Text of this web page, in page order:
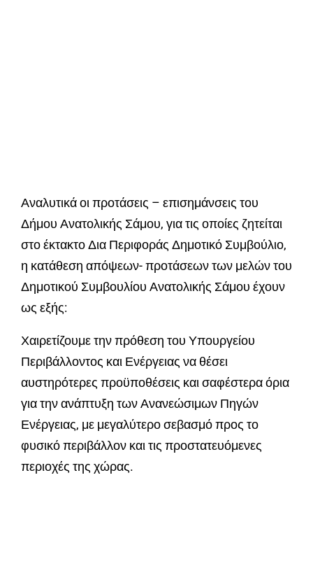
Αναλυτικά οι προτάσεις – επισημάνσεις του
Δήμου Ανατολικής Σάμου, για τις οποίες ζητείται
στο έκτακτο Δια Περιφοράς Δημοτικό Συμβούλιο,
η κατάθεση απόψεων- προτάσεων των μελών του
Δημοτικού Συμβουλίου Ανατολικής Σάμου έχουν
ως εξής:
Χαιρετίζουμε την πρόθεση του Υπουργείου
Περιβάλλοντος και Ενέργειας να θέσει
αυστηρότερες προϋποθέσεις και σαφέστερα όρια
για την ανάπτυξη των Ανανεώσιμων Πηγών
Ενέργειας, με μεγαλύτερο σεβασμό προς το
φυσικό περιβάλλον και τις προστατευόμενες
περιοχές της χώρας.